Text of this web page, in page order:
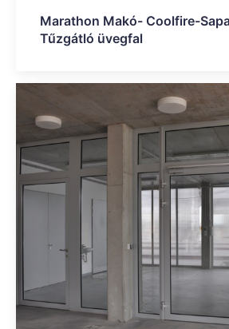
Marathon Makó- Coolfire-
Tűzgátló üvegfal